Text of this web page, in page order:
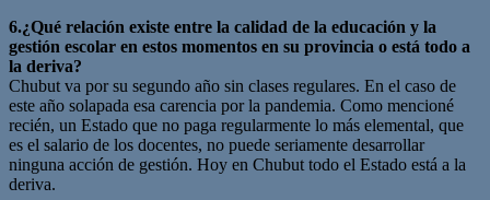
6.¿Qué relación existe entre la calidad de la educación y la
gestión escolar en estos momentos en su provincia o está todo a
la deriva?
Chubut va por su segundo año sin clases regulares. En el caso de
este año solapada esa carencia por la pandemia. Como mencioné
recién, un Estado que no paga regularmente lo más elemental, que
es el salario de los docentes, no puede seriamente desarrollar
ninguna acción de gestión. Hoy en Chubut todo el Estado está a la
deriva.